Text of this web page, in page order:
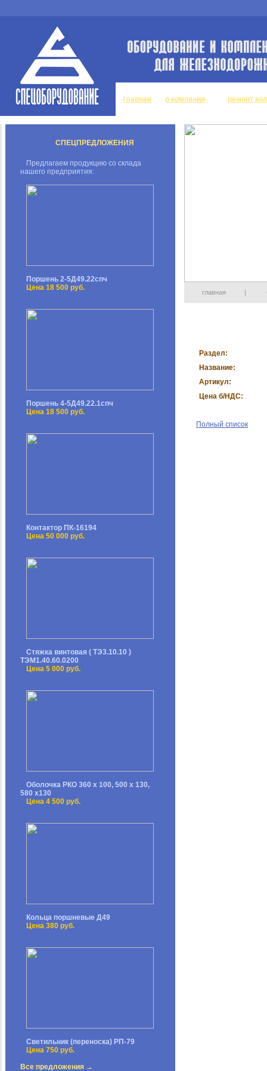
главная о компании ремонт
СПЕЦПРЕДЛОЖЕНИЯ
Предлагаем продукцию со склада
нашего предприятия:
Поршень 2-5Д49.22спч
Цена 18 500 руб.
Поршень 4-5Д49.22.1спч
Цена 18 500 руб.
Контактор ПК-16194
Цена 50 000 руб.
Стяжка винтовая ( ТЭ3.10.10 )
ТЭМ1.40.60.0200
Цена 5 000 руб.
Оболочка РКО 360 х 100, 500 х 130,
580 х130
Цена 4 500 руб.
Кольца поршневые Д49
Цена 380 руб.
Светильник (переноска) РП-79
Цена 750 руб.
Все предложения →
главная |
Раздел:
Название:
Артикул:
Цена б/НДС:
Полный список